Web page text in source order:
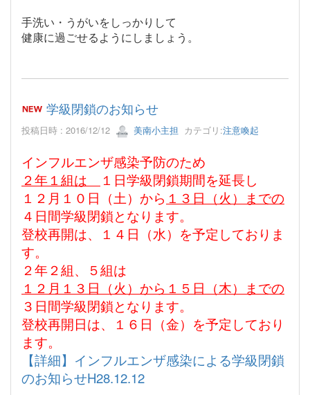
手洗い・うがいをしっかりして
健康に過ごせるようにしましょう。
学級閉鎖のお知らせ
投稿日時 : 2016/12/12 美南小主担 カテゴリ:注意喚起
インフルエンザ感染予防のため
２年１組は
１日学級閉鎖期間を延長し
１２月１０日（土）から １３日（火）までの
４日間学級閉鎖となります。
登校再開は、１４日（水）を予定しておりま
す。
２年２組、５組は
１２月１３日（火）から１５日（木）までの
３日間学級閉鎖となります。
登校再開日は、１６日（金）を予定しており
ます。
【詳細】インフルエンザ感染による学級閉鎖
のお知らせH28.12.12